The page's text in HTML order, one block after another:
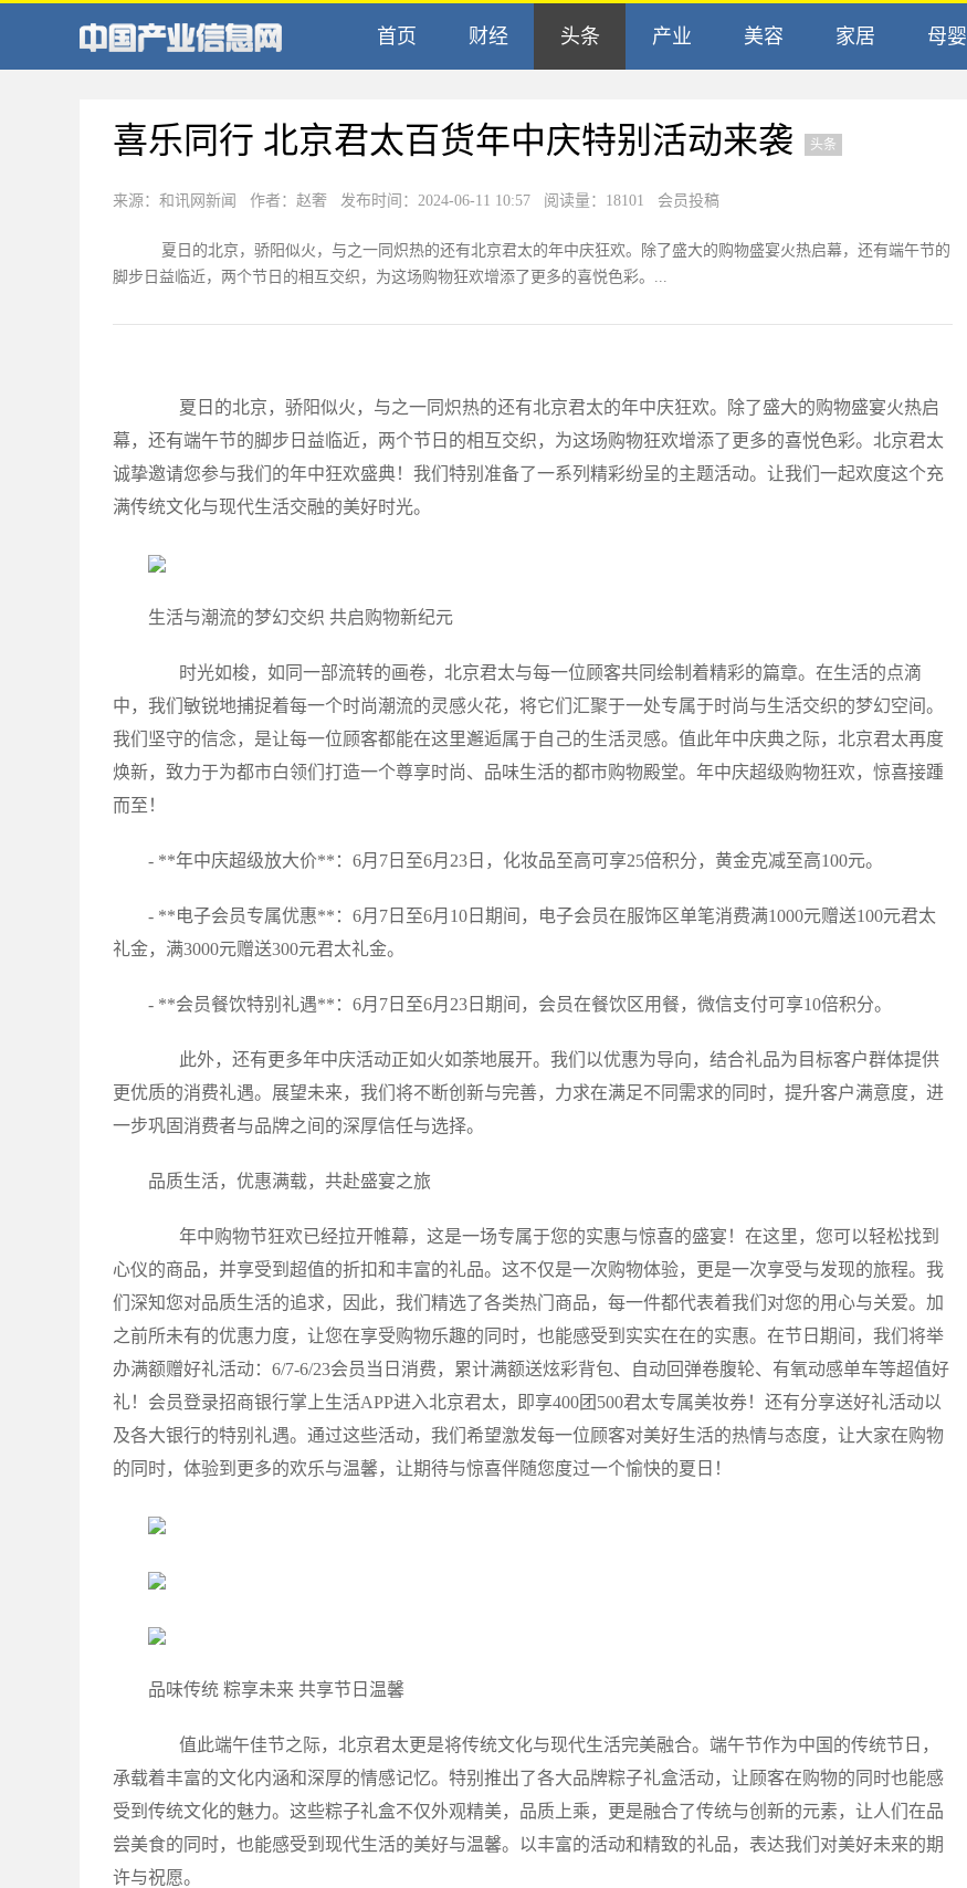
首页 财经 头条 产业 美容 家居 母婴
喜乐同行 北京君太百货年中庆特别活动来袭 头条
来源：和讯网新闻 作者：赵奢 发布时间：2024-06-11 10:57 阅读量：18101 会员投稿
夏日的北京，骄阳似火，与之一同炽热的还有北京君太的年中庆狂欢。除了盛大的购物盛宴火热启幕，还有端午节的
脚步日益临近，两个节日的相互交织，为这场购物狂欢增添了更多的喜悦色彩。...
夏日的北京，骄阳似火，与之一同炽热的还有北京君太的年中庆狂欢。除了盛大的购物盛宴火热启
幕，还有端午节的脚步日益临近，两个节日的相互交织，为这场购物狂欢增添了更多的喜悦色彩。北京君太
诚挚邀请您参与我们的年中狂欢盛典！我们特别准备了一系列精彩纷呈的主题活动。让我们一起欢度这个充
满传统文化与现代生活交融的美好时光。
生活与潮流的梦幻交织 共启购物新纪元
时光如梭，如同一部流转的画卷，北京君太与每一位顾客共同绘制着精彩的篇章。在生活的点滴
中，我们敏锐地捕捉着每一个时尚潮流的灵感火花，将它们汇聚于一处专属于时尚与生活交织的梦幻空间。
我们坚守的信念，是让每一位顾客都能在这里邂逅属于自己的生活灵感。值此年中庆典之际，北京君太再度
焕新，致力于为都市白领们打造一个尊享时尚、品味生活的都市购物殿堂。年中庆超级购物狂欢，惊喜接踵
而至！
- **年中庆超级放大价**：6月7日至6月23日，化妆品至高可享25倍积分，黄金克减至高100元。
- **电子会员专属优惠**：6月7日至6月10日期间，电子会员在服饰区单笔消费满1000元赠送100元君太
礼金，满3000元赠送300元君太礼金。
- **会员餐饮特别礼遇**：6月7日至6月23日期间，会员在餐饮区用餐，微信支付可享10倍积分。
此外，还有更多年中庆活动正如火如荼地展开。我们以优惠为导向，结合礼品为目标客户群体提供
更优质的消费礼遇。展望未来，我们将不断创新与完善，力求在满足不同需求的同时，提升客户满意度，进
一步巩固消费者与品牌之间的深厚信任与选择。
品质生活，优惠满载，共赴盛宴之旅
年中购物节狂欢已经拉开帷幕，这是一场专属于您的实惠与惊喜的盛宴！在这里，您可以轻松找到
心仪的商品，并享受到超值的折扣和丰富的礼品。这不仅是一次购物体验，更是一次享受与发现的旅程。我
们深知您对品质生活的追求，因此，我们精选了各类热门商品，每一件都代表着我们对您的用心与关爱。加
之前所未有的优惠力度，让您在享受购物乐趣的同时，也能感受到实实在在的实惠。在节日期间，我们将举
办满额赠好礼活动：6/7-6/23会员当日消费，累计满额送炫彩背包、自动回弹卷腹轮、有氧动感单车等超值好
礼！会员登录招商银行掌上生活APP进入北京君太，即享400团500君太专属美妆券！还有分享送好礼活动以
及各大银行的特别礼遇。通过这些活动，我们希望激发每一位顾客对美好生活的热情与态度，让大家在购物
的同时，体验到更多的欢乐与温馨，让期待与惊喜伴随您度过一个愉快的夏日！
品味传统 粽享未来 共享节日温馨
值此端午佳节之际，北京君太更是将传统文化与现代生活完美融合。端午节作为中国的传统节日，
承载着丰富的文化内涵和深厚的情感记忆。特别推出了各大品牌粽子礼盒活动，让顾客在购物的同时也能感
受到传统文化的魅力。这些粽子礼盒不仅外观精美，品质上乘，更是融合了传统与创新的元素，让人们在品
尝美食的同时，也能感受到现代生活的美好与温馨。以丰富的活动和精致的礼品，表达我们对美好未来的期
许与祝愿。